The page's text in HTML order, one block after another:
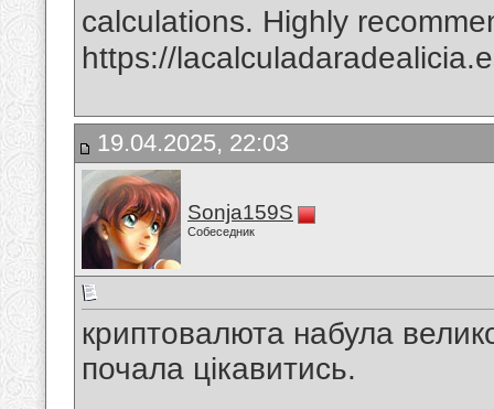
calculations. Highly
https://
19.04.2025, 22:03
Sonja159S
Собеседник
криптовалюта набула
почала цікавитись.